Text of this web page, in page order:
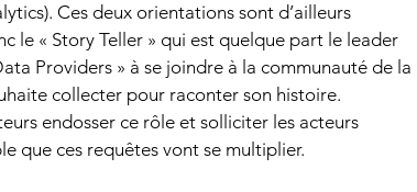
Ces deux orientations sont d’ailleurs
le « Story Teller » qui est quelque part le leader
Providers » à se joindre à la communauté de la
collecter pour raconter son histoire.
endosser ce rôle et solliciter les acteurs
que ces requêtes vont se multiplier.